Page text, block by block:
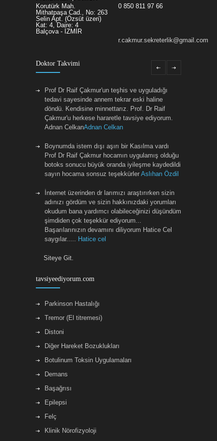
Korutürk Mah.
Mithatpaşa Cad., No: 263
Selin Apt. (Özsüt üzeri)
Kat: 4, Daire: 4
Balçova - İZMİR
0 850 811 97 66
r.cakmur.sekreterlik@gmail.com
Doktor Takvimi
Prof Dr Raif Çakmur'un teşhis ve uyguladığı
tedavi sayesinde annem tekrar eski haline
döndü. Kendisine minnettarız. Prof. Dr Raif
Çakmur'u herkese hararetle tavsiye ediyorum.
Adnan CelkanAdnan Celkan
Boynumda istem dışı aşırı bir Kasılma vardı
Prof Dr Raif Çakmur hocamın uygulamış olduğu
botoks sonucu büyük oranda iyileşme kaydedildi
sayın hocama sonsuz teşekkürler Aslıhan Özdil
İnternet üzerinden dr larımızı araştırırken sizin
adınızı gördüm ve sizin hakkınızdaki yorumları
okudum bana yardımcı olabileceğinizi düşündüm
şimdiden çok teşekkür ediyorum...
Başarılarınızın devamını diliyorum Hatice Cel
saygılar..... Hatice cel
Sayin Raif Hocamiza boynumdaki distoni
etmekteyim.Onceden rahatsizligim icin bircok
soyleyebilirim.Allah herkese sifa versin.
Siteye Git.
tavsiyeediyorum.com
Parkinson Hastalığı
Tremor (El titremesi)
Distoni
Diğer Hareket Bozuklukları
Botulinum Toksin Uygulamaları
Demans
Başağrısı
Epilepsi
Felç
Klinik Nörofizyoloji